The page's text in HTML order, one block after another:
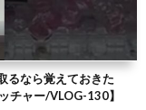
るなら覚えておきた
チャー/VLOG-130】